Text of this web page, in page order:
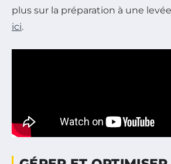
plus sur la préparation à une
ici.